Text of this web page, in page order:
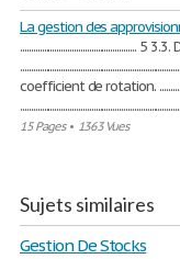
La gestion des
......................................................
coefficient de rotation.
15 Pages• 1363 Vues
Sujets similaires
Gestion De Stocks